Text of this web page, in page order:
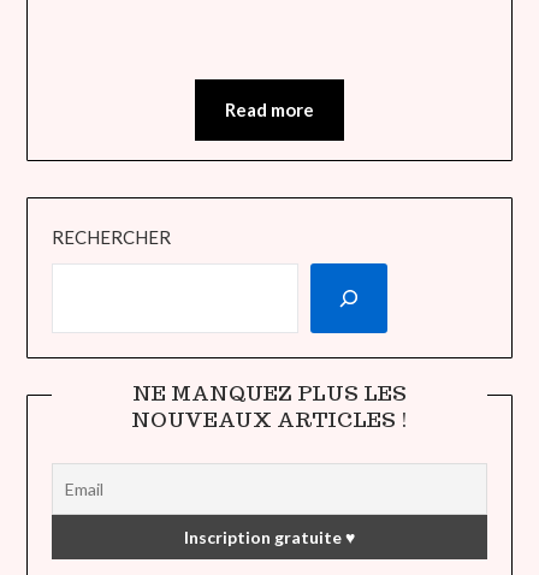
Read more
RECHERCHER
NE MANQUEZ PLUS LES
NOUVEAUX ARTICLES !